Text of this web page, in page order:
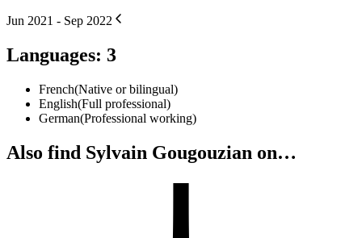
Jun 2021 - Sep 2022
Languages: 3
French(Native or bilingual)
English(Full professional)
German(Professional working)
Also find Sylvain Gougouzian on…